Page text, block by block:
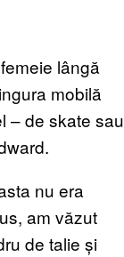
lângă
mobilă
– de skate sau
nu era
am văzut
de talie și